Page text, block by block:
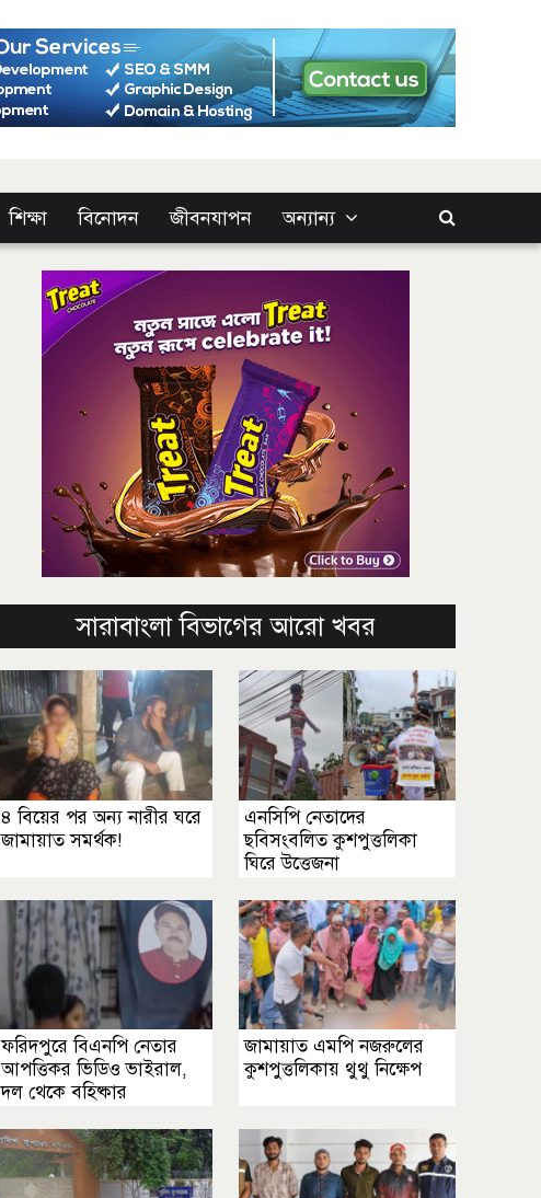
শিক্ষা বিনোদন জীবনযাপন অন্যান্য
সারাবাংলা বিভাগের আরো খবর
৪ বিয়ের পর অন্য নারীর ঘরে
জামায়াত সমর্থক!
এনসিপি নেতাদের
ছবিসংবলিত কুশপুত্তলিকা
ঘিরে উত্তেজনা
ফরিদপুরে বিএনপি নেতার
আপত্তিকর ভিডিও ভাইরাল,
দল থেকে বহিষ্কার
জামায়াত এমপি নজরুলের
কুশপুত্তলিকায় থুথু নিক্ষেপ